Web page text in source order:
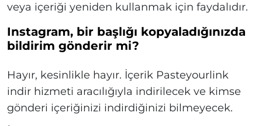
veya içeriği yeniden kullanmak için faydalıdır.
Instagram, bir başlığı kopyaladığınızda
bildirim gönderir mi?
Hayır, kesinlikle hayır. İçerik Pasteyourlink
indir hizmeti aracılığıyla indirilecek ve kimse
gönderi içeriğinizi indirdiğinizi bilmeyecek.